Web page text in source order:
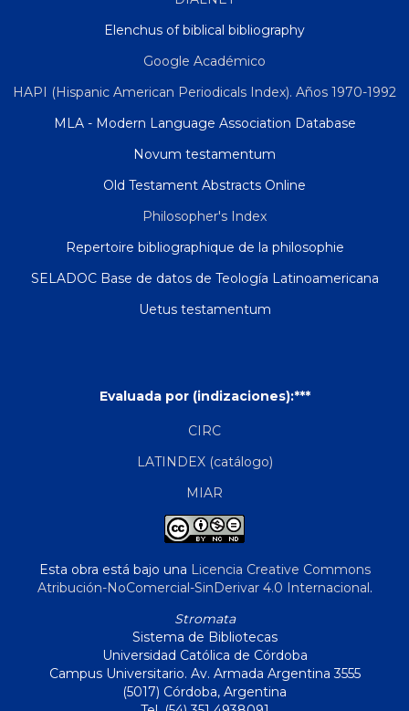
Elenchus of biblical bibliography
Google Académico
HAPI (Hispanic American Periodicals Index). Años 1970-1992
MLA - Modern Language Association Database
Novum testamentum
Old Testament Abstracts Online
Philosopher's Index
Repertoire bibliographique de la philosophie
SELADOC Base de datos de Teología Latinoamericana
Uetus testamentum
Evaluada por (indizaciones):***
CIRC
LATINDEX (catálogo)
MIAR
Esta obra está bajo una Licencia Creative Commons
Atribución-NoComercial-SinDerivar 4.0 Internacional.
Stromata
Sistema de Bibliotecas
Universidad Católica de Córdoba
Campus Universitario. Av. Armada Argentina 3555
(5017) Córdoba, Argentina